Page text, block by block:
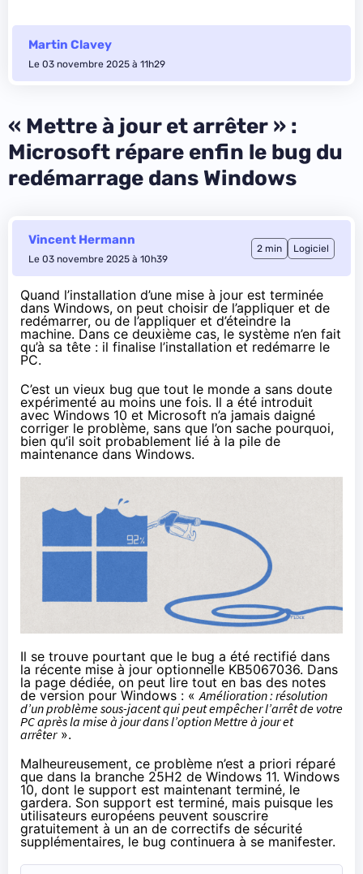
Martin Clavey
Le 03 novembre 2025 à 11h29
« Mettre à jour et arrêter » :
Microsoft répare enfin le bug du
redémarrage dans Windows
Vincent Hermann
Le 03 novembre 2025 à 10h39
2 min Logiciel
Quand l’installation d’une mise à jour est terminée
dans Windows, on peut choisir de l’appliquer et de
redémarrer, ou de l’appliquer et d’éteindre la
machine. Dans ce deuxième cas, le système n’en fait
qu’à sa tête : il finalise l’installation et redémarre le
PC.
C’est un vieux bug que tout le monde a sans doute
expérimenté au moins une fois. Il a été introduit
avec Windows 10 et Microsoft n’a jamais daigné
corriger le problème, sans que l’on sache pourquoi,
bien qu’il soit probablement lié à la pile de
maintenance dans Windows.
Il se trouve pourtant que le bug a été rectifié dans
la récente mise à jour optionnelle KB5067036. Dans
la page dédiée, on peut lire tout en bas des notes
de version pour Windows : «Amélioration : résolution
d’un problème sous-jacent qui peut empêcher l’arrêt de votre
PC après la mise à jour dans l’option Mettre à jour et
arrêter».
Malheureusement, ce problème n’est a priori réparé
que dans la branche 25H2 de Windows 11. Windows
10, dont le support est maintenant terminé, le
gardera. Son support est terminé, mais puisque les
utilisateurs européens peuvent souscrire
gratuitement à un an de correctifs de sécurité
supplémentaires, le bug continuera à se manifester.